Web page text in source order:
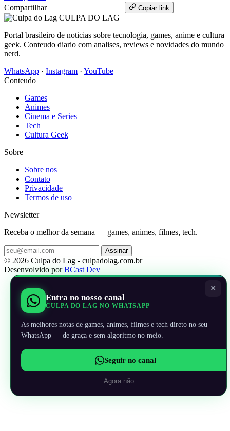
Compartilhar
Copiar link
CULPA DO LAG
Portal brasileiro de noticias sobre tecnologia, games, anime e cultura
geek. Conteudo diario com analises, reviews e novidades do mundo
nerd.
WhatsApp · Instagram · YouTube
Conteudo
Games
Animes
Cinema e Series
Tech
Cultura Geek
Sobre
Sobre nos
Contato
Privacidade
Termos de uso
Newsletter
Receba o melhor da semana — games, animes, filmes, tech.
Assinar
© 2026 Culpa do Lag - culpadolag.com.br
Desenvolvido porBCast Dev
×
Entra no nosso canal
CULPA DO LAG NO WHATSAPP
As melhores notas de games, animes, filmes e tech direto no seu
WhatsApp — de graça e sem algoritmo no meio.
Seguir no canal
Agora não